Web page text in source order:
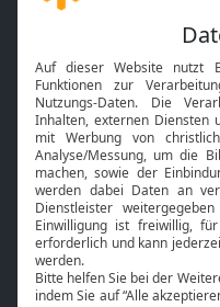
Neuigkeiten
Bibel TV
Über uns